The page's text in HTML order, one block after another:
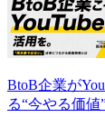
BtoB企業が
る“今やる価値